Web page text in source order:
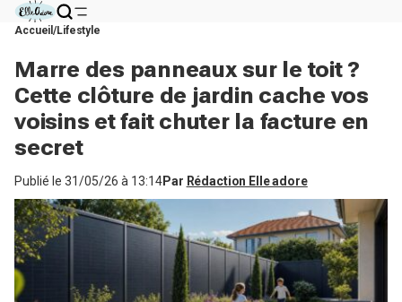
Accueil Lifestyle
Marre des panneaux sur le toit ?
Cette clôture de jardin cache vos
voisins et fait chuter la facture en
secret
Publié le 31/05/26 à 13:14Par Rédaction Elle adore